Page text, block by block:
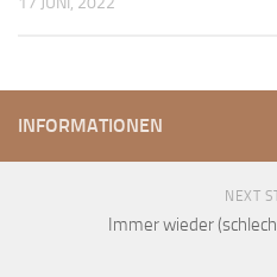
INFORMATIONEN
NEXT
Immer wieder